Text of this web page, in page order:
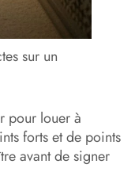
sur un
pour louer à
forts et de points
avant de signer